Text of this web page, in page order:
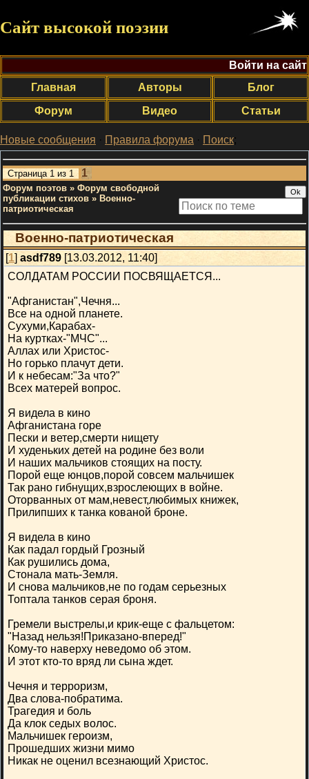
Сайт высокой поэзии
Войти на сайт
Главная
Авторы
Блог
Форум
Видео Статьи
Новые сообщения · Правила форума · Поиск;
Страница 1 из 1 1
Форум поэтов » Форум свободной
публикации стихов » Военно-
патриотическая
Военно-патриотическая
[1] asdf789 [13.03.2012, 11:40]
СОЛДАТАМ РОССИИ ПОСВЯЩАЕТСЯ...
"Афганистан",Чечня...
Все на одной планете.
Сухуми,Карабах-
На куртках-"МЧС"...
Аллах или Христос-
Но горько плачут дети.
И к небесам:"За что?"
Всех матерей вопрос.
Я видела в кино
Афганистана горе
Пески и ветер,смерти нищету
И худеньких детей на родине без воли
И наших мальчиков стоящих на посту.
Порой еще юнцов,порой совсем мальчишек
Так рано гибнущих,взрослеющих в войне.
Оторванных от мам,невест,любимых книжек,
Прилипших к танка кованой броне.
Я видела в кино
Как падал гордый Грозный
Как рушились дома,
Стонала мать-Земля.
И снова мальчиков,не по годам серьезных
Топтала танков серая броня.
Гремели выстрелы,и крик-еще с фальцетом:
"Назад нельзя!Приказано-вперед!"
Кому-то наверху неведомо об этом.
И этот кто-то вряд ли сына ждет.
Чечня и терроризм,
Два слова-побратима.
Трагедия и боль
Да клок седых волос.
Мальчишек героизм,
Прошедших жизни мимо
Никак не оценил всезнающий Христос.